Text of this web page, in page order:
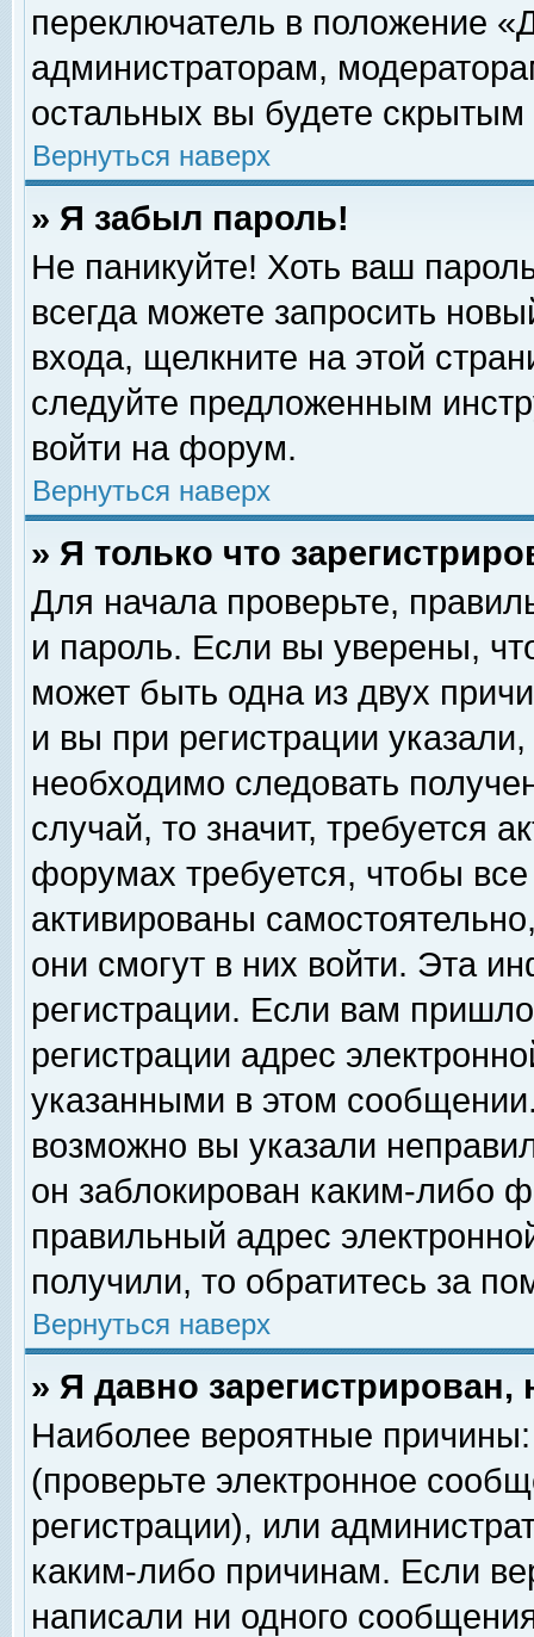
переключатель в положение
администраторам,
остальных вы будете скрытым
Вернуться наверх
» Я забыл пароль!
Не паникуйте! Хоть ваш
всегда можете запросить
входа, щелкните на этой
следуйте предложенным
войти на форум.
Вернуться наверх
» Я только что
Для начала проверьте,
и пароль. Если вы уверены,
может быть одна из двух
и вы при регистрации
необходимо следовать
случай, то значит, требуется
форумах требуется, чтобы
активированы
они смогут в них войти. Эта
регистрации. Если вам
регистрации адрес
указанными в этом
возможно вы указали
он заблокирован каким-либо
правильный адрес
получили, то обратитесь за
Вернуться наверх
» Я давно
Наиболее вероятные
(проверьте электронное
регистрации), или
каким-либо причинам. Если
написали ни одного